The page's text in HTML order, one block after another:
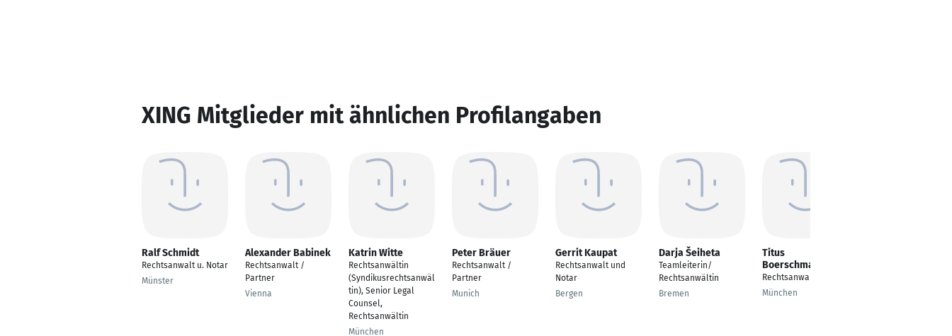
XING Mitglieder mit ähnlichen Profilangaben
Ralf Schmidt
Rechtsanwalt u. Notar
Münster
Alexander Babinek
Rechtsanwalt /
Partner
Vienna
Katrin Witte
Rechtsanwältin
(Syndikusrechtsanwäl
tin), Senior Legal
Counsel,
Rechtsanwältin
München
Peter Bräuer
Rechtsanwalt /
Partner
Munich
Gerrit Kaupat
Rechtsanwalt und
Notar
Bergen
Darja Šeiheta
Teamleiterin/
Rechtsanwältin
Bremen
Titus
Boerschmann
Rechtsanwalt
München